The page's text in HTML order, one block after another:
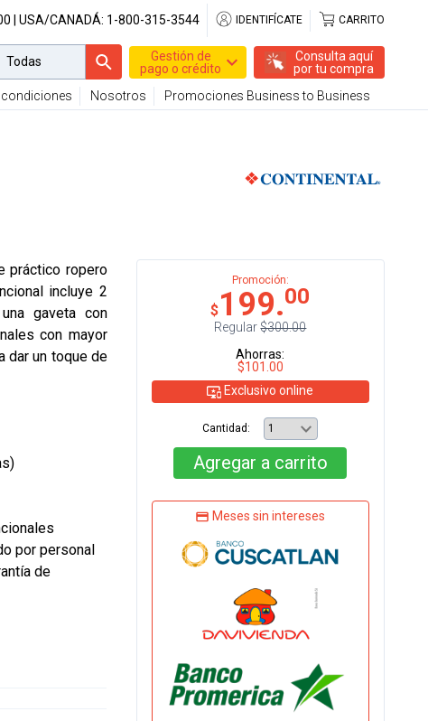
| USA/CANADÁ: 1-800-315-3544 IDENTIFÍCATE CARRITO
Gestión de
pago o crédito
Consulta aquí
por tu compra
Nosotros Promociones Business to Business
Promoción:
$199.00
Regular$300.00
Ahorras:
$101.00
Exclusivo online
Cantidad:
Agregar a carrito
Meses sin intereses
práctico ropero
incluye 2
gaveta con
con mayor
dar un toque de
por personal
de